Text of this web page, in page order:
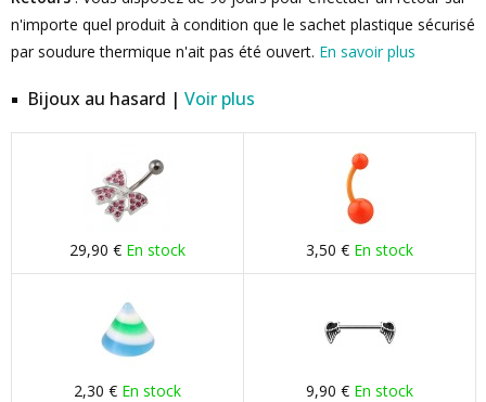
n'importe quel produit à condition que le sachet plastique sécurisé
par soudure thermique n'ait pas été ouvert. En savoir plus
Bijoux au hasard | Voir plus
29,90 € En stock 3,50 € En stock
2,30 € En stock 9,90 € En stock